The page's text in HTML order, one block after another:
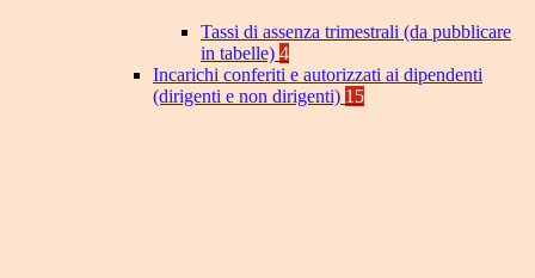
Tassi di assenza trimestrali (da pubblicare
in tabelle) 4
Incarichi conferiti e autorizzati ai dipendenti
(dirigenti e non dirigenti) 15